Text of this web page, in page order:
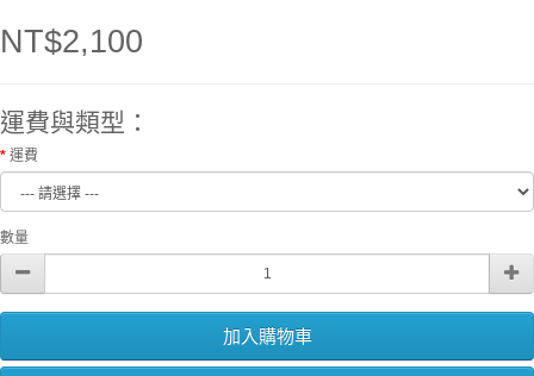
NT$2,100
運費與類型：
運費
數量
加入購物車